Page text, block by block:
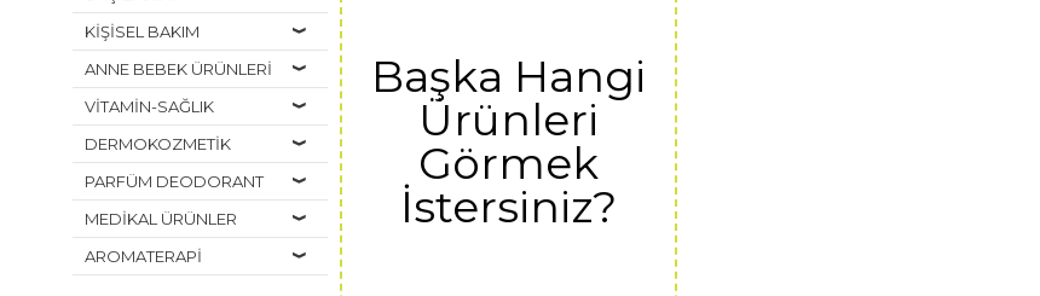
KİŞİSEL BAKIM
ANNE BEBEK ÜRÜNLERİ
VİTAMİN-SAĞLIK
DERMOKOZMETİK
PARFÜM DEODORANT
MEDİKAL ÜRÜNLER
AROMATERAPİ
Başka Hangi
Ürünleri
Görmek
İstersiniz?